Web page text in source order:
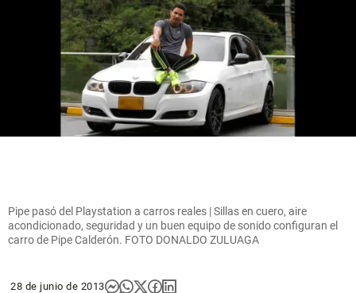
Pipe pasó del Playstation a carros reales | Sillas en cuero, aire
acondicionado, seguridad y un buen equipo de sonido configuran el
carro de Pipe Calderón. FOTO DONALDO ZULUAGA
28 de junio de 2013